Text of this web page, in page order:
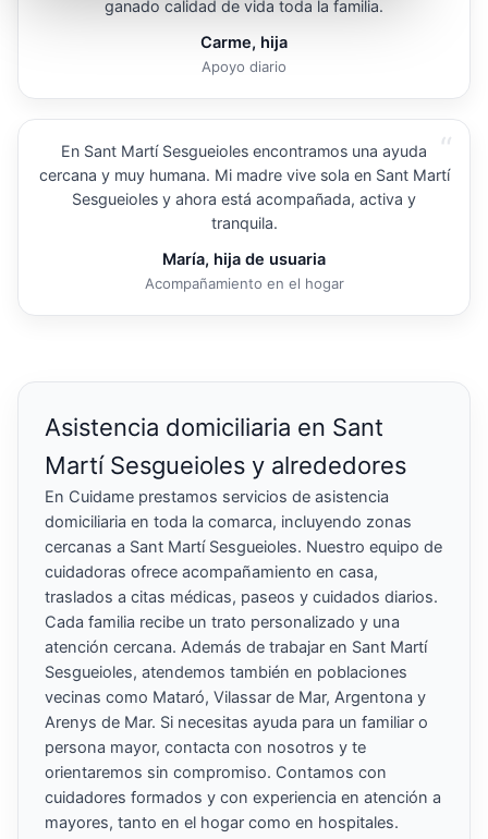
ganado calidad de vida toda la familia.
Carme, hija
Apoyo diario
“
En Sant Martí Sesgueioles encontramos una ayuda
cercana y muy humana. Mi madre vive sola en Sant Martí
Sesgueioles y ahora está acompañada, activa y
tranquila.
María, hija de usuaria
Acompañamiento en el hogar
Asistencia domiciliaria en Sant
Martí Sesgueioles y alrededores
En Cuidame prestamos servicios de asistencia
domiciliaria en toda la comarca, incluyendo zonas
cercanas a Sant Martí Sesgueioles. Nuestro equipo de
cuidadoras ofrece acompañamiento en casa,
traslados a citas médicas, paseos y cuidados diarios.
Cada familia recibe un trato personalizado y una
atención cercana. Además de trabajar en Sant Martí
Sesgueioles, atendemos también en poblaciones
vecinas como Mataró, Vilassar de Mar, Argentona y
Arenys de Mar. Si necesitas ayuda para un familiar o
persona mayor, contacta con nosotros y te
orientaremos sin compromiso. Contamos con
cuidadores formados y con experiencia en atención a
mayores, tanto en el hogar como en hospitales.